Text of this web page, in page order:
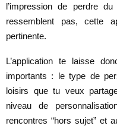
l’impression de perdre
ressemblent pas, cette
pertinente.
L’application te laisse
importants : le type de
loisirs que tu veux
niveau de
rencontres “hors sujet” et